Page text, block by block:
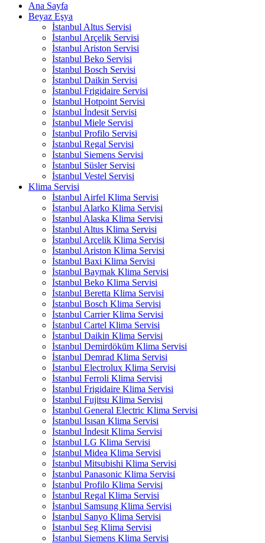
Ana Sayfa
Beyaz Eşya
İstanbul Altus Servisi
İstanbul Arçelik Servisi
İstanbul Ariston Servisi
İstanbul Beko Servisi
İstanbul Bosch Servisi
İstanbul Daikin Servisi
İstanbul Frigidaire Servisi
İstanbul Hotpoint Servisi
İstanbul İndesit Servisi
İstanbul Miele Servisi
İstanbul Profilo Servisi
İstanbul Regal Servisi
İstanbul Siemens Servisi
İstanbul Süsler Servisi
İstanbul Vestel Servisi
Klima Servisi
İstanbul Airfel Klima Servisi
İstanbul Alarko Klima Servisi
İstanbul Alaska Klima Servisi
İstanbul Altus Klima Servisi
İstanbul Arçelik Klima Servisi
İstanbul Ariston Klima Servisi
İstanbul Baxi Klima Servisi
İstanbul Baymak Klima Servisi
İstanbul Beko Klima Servisi
İstanbul Beretta Klima Servisi
İstanbul Bosch Klima Servisi
İstanbul Carrier Klima Servisi
İstanbul Cartel Klima Servisi
İstanbul Daikin Klima Servisi
İstanbul Demirdöküm Klima Servisi
İstanbul Demrad Klima Servisi
İstanbul Electrolux Klima Servisi
İstanbul Ferroli Klima Servisi
İstanbul Frigidaire Klima Servisi
İstanbul Fujitsu Klima Servisi
İstanbul General Electric Klima Servisi
İstanbul Isısan Klima Servisi
İstanbul İndesit Klima Servisi
İstanbul LG Klima Servisi
İstanbul Midea Klima Servisi
İstanbul Mitsubishi Klima Servisi
İstanbul Panasonic Klima Servisi
İstanbul Profilo Klima Servisi
İstanbul Regal Klima Servisi
İstanbul Samsung Klima Servisi
İstanbul Sanyo Klima Servisi
İstanbul Seg Klima Servisi
İstanbul Siemens Klima Servisi